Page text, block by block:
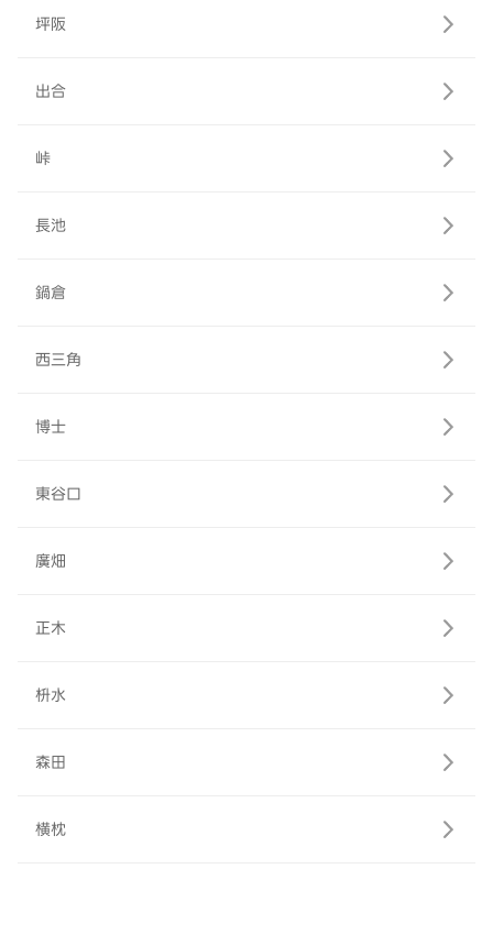
坪阪
出合
峠
長池
鍋倉
西三角
博士
東谷口
廣畑
正木
枡水
森田
横枕